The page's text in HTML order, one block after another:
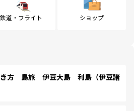
鉄道・フライト ショップ
方 島旅 伊豆大島 利島（伊豆諸